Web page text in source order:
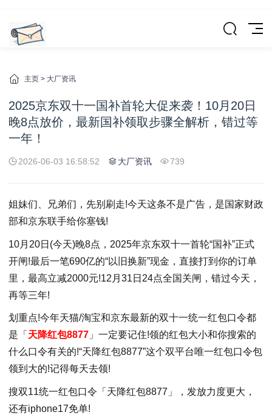
主页 > 大厂资讯
2025京东双十一国补首轮大促来袭！10月20日
晚8点放价，最新国补领取步骤全解析，错过等
一年！
2026-06-03 16:58:52 大厂资讯 739
姐妹们、兄弟们，先别刷走!今天这条不是广告，是国家财政
部和京东联手给你塞钱!
10月20日(今天)晚8点，2025年京东双十一首轮“国补”正式
开闸!最后一笔690亿的“以旧换新”现金，直接打到你的订单
里，最高立减2000元!12月31日24点全国关闸，错过今天，
再等三年!
划重点!今年天猫/淘宝和京东最新的双十一统一红包口令都
是「 天降红包8877 」一定要记住!领的红包大小和你搜索的
什么口令有关的!“天降红包8877”这个双平台唯一红包口令包
领到大的!记得每天去领!
搜双11统一红包口令「天降红包8877」，发放力度更大，
还有iphone17免单!